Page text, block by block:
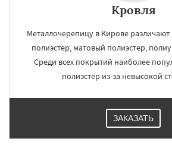
Кровля
Металлочерепицу в Кирове
полиэстер, матовый полиэстер,
Среди всех покрытий наиболее
полиэстер из-за невысокой
ЗАКАЗАТЬ